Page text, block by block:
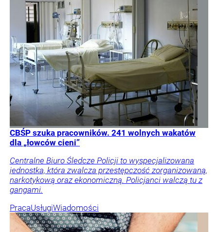
CBŚP szuka pracowników. 241 wolnych wakatów
dla „łowców cieni”
Centralne Biuro Śledcze Policji to wyspecjalizowana
jednostka, która zwalcza przestępczość zorganizowaną,
narkotykową oraz ekonomiczną. Policjanci walczą tu z
gangami.
PracaUsługiWiadomości